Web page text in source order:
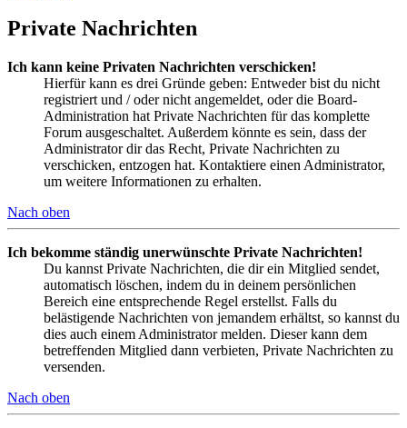
Private Nachrichten
Ich kann keine Privaten Nachrichten verschicken!
Hierfür kann es drei Gründe geben: Entweder bist du nicht
registriert und / oder nicht angemeldet, oder die Board-
Administration hat Private Nachrichten für das komplette
Forum ausgeschaltet. Außerdem könnte es sein, dass der
Administrator dir das Recht, Private Nachrichten zu
verschicken, entzogen hat. Kontaktiere einen Administrator,
um weitere Informationen zu erhalten.
Nach oben
Ich bekomme ständig unerwünschte Private Nachrichten!
Du kannst Private Nachrichten, die dir ein Mitglied sendet,
automatisch löschen, indem du in deinem persönlichen
Bereich eine entsprechende Regel erstellst. Falls du
belästigende Nachrichten von jemandem erhältst, so kannst du
dies auch einem Administrator melden. Dieser kann dem
betreffenden Mitglied dann verbieten, Private Nachrichten zu
versenden.
Nach oben